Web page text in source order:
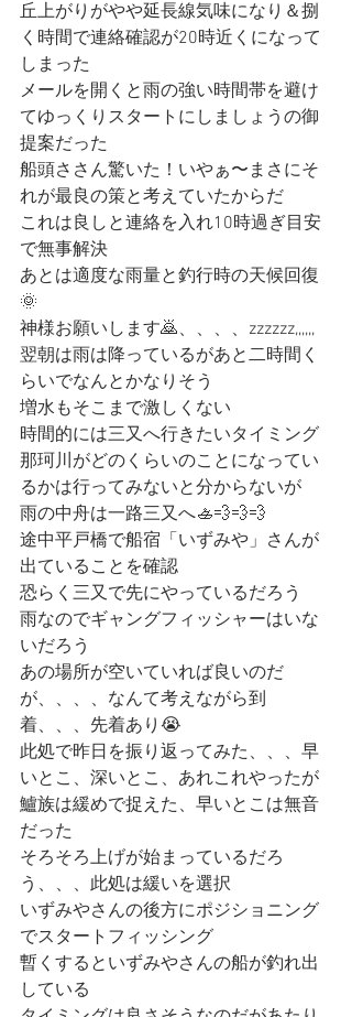
丘上がりがやや延長線気味になり＆捌
く時間で連絡確認が20時近くになって
しまった
メールを開くと雨の強い時間帯を避け
てゆっくりスタートにしましょうの御
提案だった
船頭ささん驚いた！いやぁ〜まさにそ
れが最良の策と考えていたからだ
これは良しと連絡を入れ10時過ぎ目安
で無事解決
あとは適度な雨量と釣行時の天候回復
🌞
神様お願いします🙇、、、、zzzzzz,,,,,,
翌朝は雨は降っているがあと二時間く
らいでなんとかなりそう
増水もそこまで激しくない
時間的には三又へ行きたいタイミング
那珂川がどのくらいのことになってい
るかは行ってみないと分からないが
雨の中舟は一路三又へ🚣💨💨💨
途中平戸橋で船宿「いずみや」さんが
出ていることを確認
恐らく三又で先にやっているだろう
雨なのでギャングフィッシャーはいな
いだろう
あの場所が空いていれば良いのだ
が、、、、なんて考えながら到
着、、、先着あり😭
此処で昨日を振り返ってみた、、、早
いとこ、深いとこ、あれこれやったが
鱸族は緩めで捉えた、早いとこは無音
だった
そろそろ上げが始まっているだろ
う、、、此処は緩いを選択
いずみやさんの後方にポジショニング
でスタートフィッシング
暫くするといずみやさんの船が釣れ出
している